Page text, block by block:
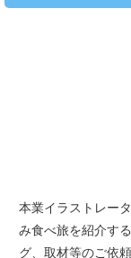
本業イラストレー
み食べ旅を紹介す
グ、取材等のご依